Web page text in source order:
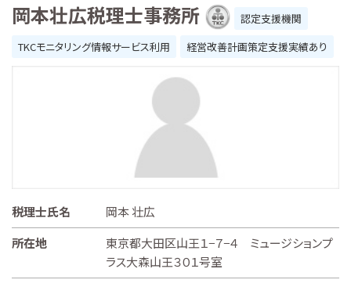
岡本壮広税理士事務所
認定支援機関
TKCモニタリング情報サービス利用
経営改善計画策定支援実績あり
税理士氏名
岡本 壮広
所在地
東京都大田区山王１−７−４ ミュージションプ
ラス大森山王３０１号室